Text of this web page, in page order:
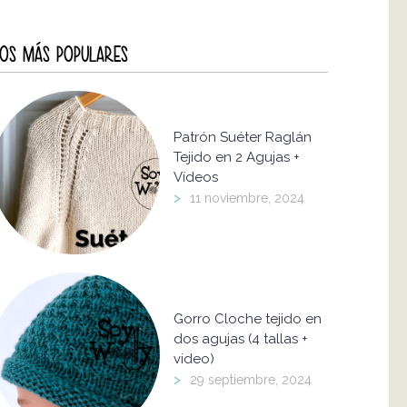
MÁS POPULARES
Patrón Suéter Raglán
Tejido en 2 Agujas +
Vídeos
> 11 noviembre, 2024
Gorro Cloche tejido en
dos agujas (4 tallas +
video)
> 29 septiembre, 2024